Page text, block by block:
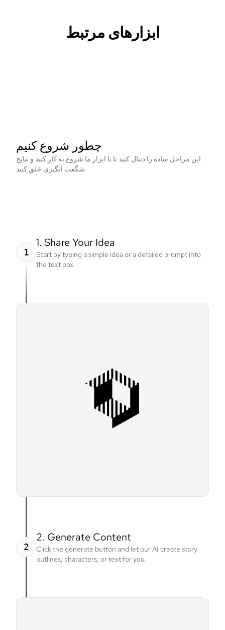
ابزارهای مرتبط
چطور شروع کنیم
این مراحل ساده را دنبال کنید تا با ابزار ما شروع به کار کنید و نتایج
شگفت انگیزی خلق کنید.
1
1. Share Your Idea
Start by typing a simple idea or a detailed prompt into
the text box.
2
2. Generate Content
Click the generate button and let our AI create story
outlines, characters, or text for you.